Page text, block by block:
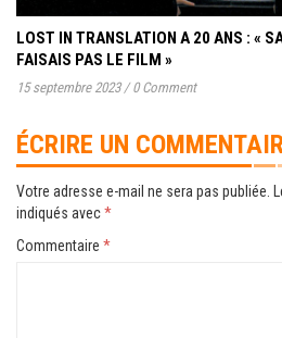
LOST IN TRANSLATION A 20 ANS : «
FAISAIS PAS LE FILM »
15 septembre 2023 / 0 Comment
ÉCRIRE UN
Votre adresse e-mail ne sera pas publiée.
indiqués avec*
Commentaire *